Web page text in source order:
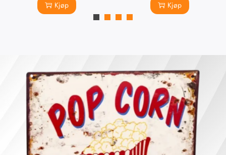
Kjøp Kjøp